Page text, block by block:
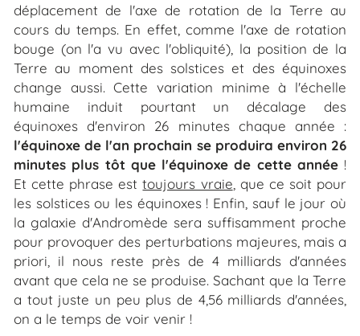
déplacement de l'axe de rotation de la Terre au
cours du temps. En effet, comme l'axe de rotation
bouge (on l'a vu avec l'obliquité), la position de la
Terre au moment des solstices et des équinoxes
change aussi. Cette variation minime à l'échelle
humaine induit pourtant un décalage des
équinoxes d'environ 26 minutes chaque année :
l'équinoxe de l'an prochain se produira environ 26
minutes plus tôt que l'équinoxe de cette année !
Et cette phrase esttoujours vraie , que ce soit pour
les solstices ou les équinoxes ! Enfin, sauf le jour où
la galaxie d'Andromède sera suffisamment proche
pour provoquer des perturbations majeures, mais a
priori , il nous reste près de 4 milliards d'années
avant que cela ne se produise. Sachant que la Terre
a tout juste un peu plus de 4,56 milliards d'années,
on a le temps de voir venir !